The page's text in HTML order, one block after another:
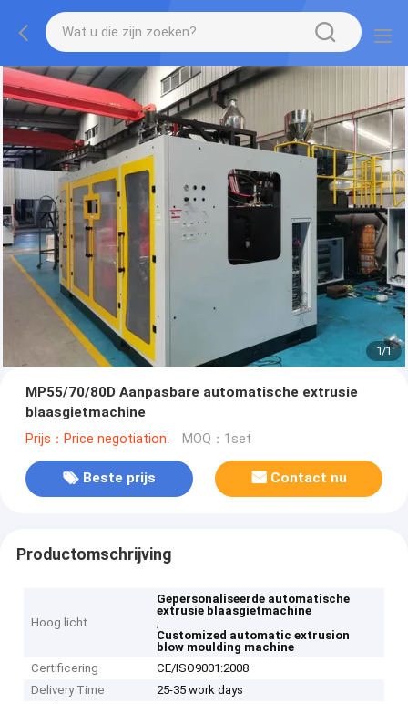
1/1
MP55/70/80D Aanpasbare automatische extrusie
blaasgietmachine
Prijs：Price negotiation. MOQ：1set
Beste prijs Contact nu
Productomschrijving
Hoog licht
Gepersonaliseerde automatische
extrusie blaasgietmachine
,
Customized automatic extrusion
blow moulding machine
Certificering
CE/ISO9001:2008
Delivery Time
25-35 work days